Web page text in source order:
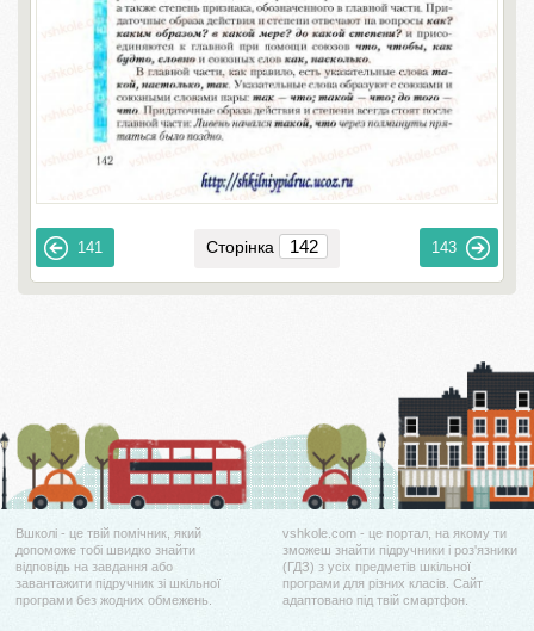
141 Сторінка 143
Вшколі - це твій помічник, який
допоможе тобі швидко знайти
відповідь на завдання або
завантажити підручник зі шкільної
програми без жодних обмежень.
vshkole.com - це портал, на якому ти
зможеш знайти підручники і роз'язники
(ГДЗ) з усіх предметів шкільної
програми для різних класів. Сайт
адаптовано під твій смартфон.